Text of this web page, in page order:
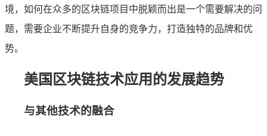
境，如何在众多的区块链项目中脱颖而出是一个需要解决的问
题，需要企业不断提升自身的竞争力，打造独特的品牌和优
势。
美国区块链技术应用的发展趋势
与其他技术的融合